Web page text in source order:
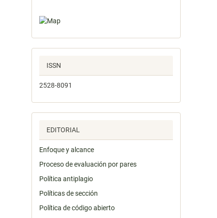
ISSN
2528-8091
EDITORIAL
Enfoque y alcance
Proceso de evaluación por pares
Política antiplagio
Políticas de sección
Política de código abierto